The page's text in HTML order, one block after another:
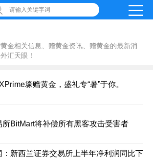
请输入关键字词
金相关信息、赠黄金资讯、赠黄金的最新消
汇天眼！
壕赠黄金，盛礼专“暑”于你。
所BitMart将补偿所有黑客攻击受害者
：新西兰证券交易所上半年净利润同比下